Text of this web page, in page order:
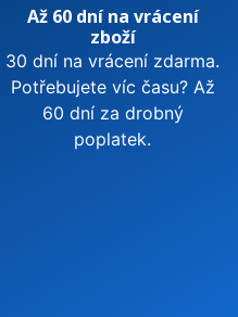
Až 60 dní na vrácení
zboží
30 dní na vrácení zdarma.
Potřebujete víc času? Až
60 dní za drobný
poplatek.